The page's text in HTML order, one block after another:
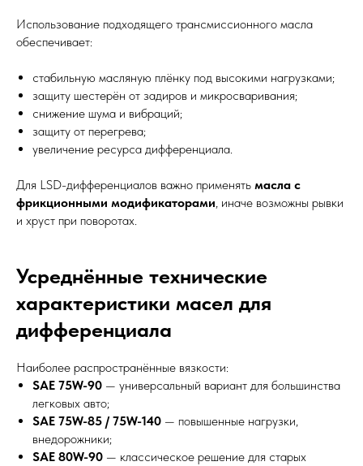
Использование подходящего трансмиссионного масла
обеспечивает:
стабильную масляную плёнку под высокими нагрузками;
защиту шестерён от задиров и микросваривания;
снижение шума и вибраций;
защиту от перегрева;
увеличение ресурса дифференциала.
Для LSD-дифференциалов важно применять масла с
фрикционными модификаторами, иначе возможны рывки
и хруст при поворотах.
Усреднённые технические
характеристики масел для
дифференциала
Наиболее распространённые вязкости:
SAE 75W-90 — универсальный вариант для большинства
легковых авто;
SAE 75W-85 / 75W-140 — повышенные нагрузки,
внедорожники;
SAE 80W-90 — классическое решение для старых